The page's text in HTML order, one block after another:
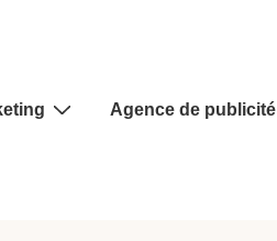
Agence de publicité